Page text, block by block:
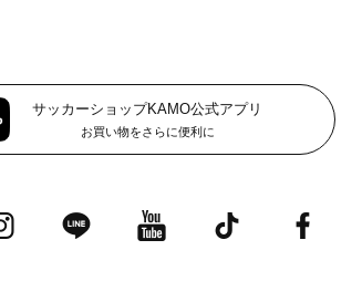
サッカーショップKAMO公式アプリ
お買い物をさらに便利に